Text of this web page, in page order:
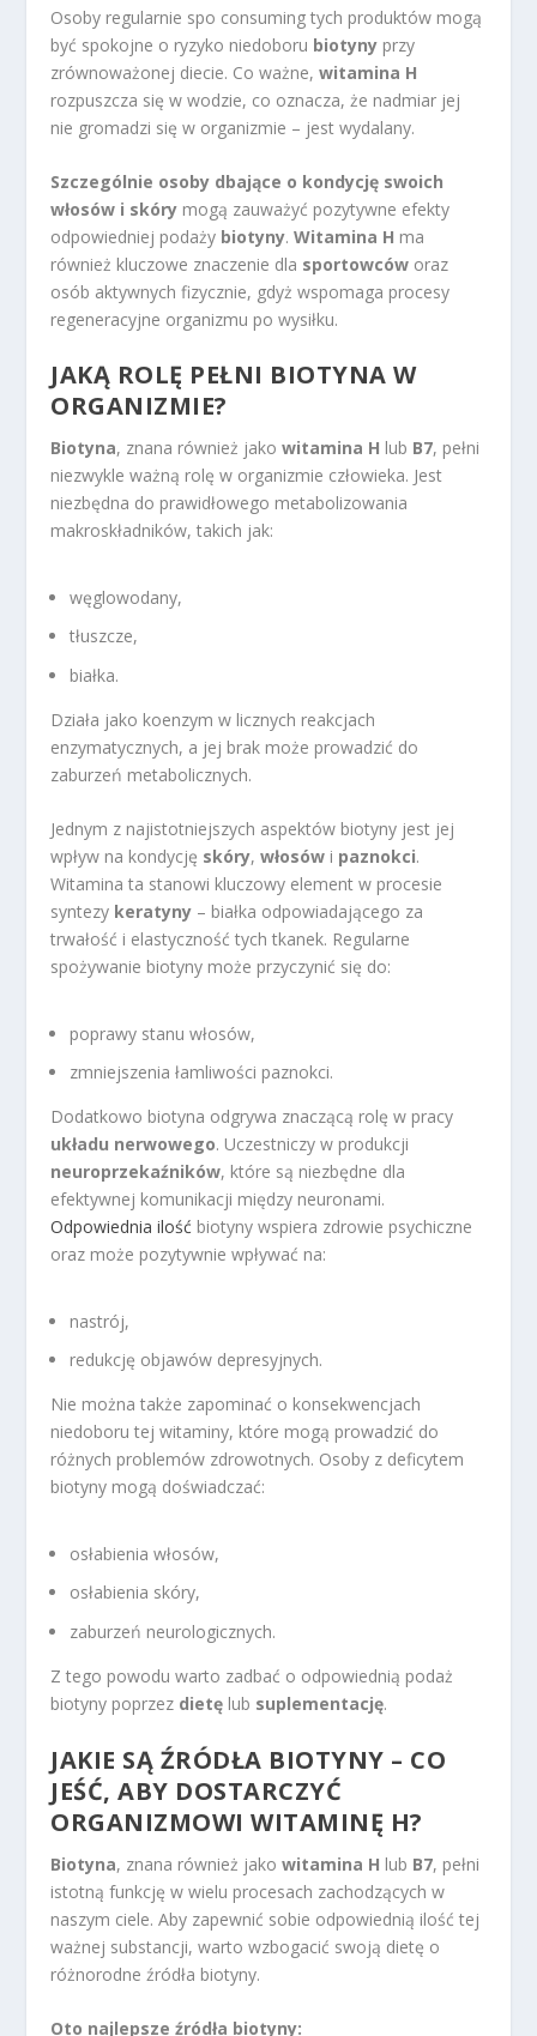
Osoby regularnie spo consuming tych produktów mogą
być spokojne o ryzyko niedoboru biotyny przy
zrównoważonej diecie. Co ważne,witamina H
rozpuszcza się w wodzie, co oznacza, że nadmiar jej
nie gromadzi się w organizmie – jest wydalany.
Szczególnie osoby dbające o kondycję swoich
włosów i skóry mogą zauważyć pozytywne efekty
odpowiedniej podaży biotyny.Witamina H ma
również kluczowe znaczenie dla sportowców oraz
osób aktywnych fizycznie, gdyż wspomaga procesy
regeneracyjne organizmu po wysiłku.
JAKĄ ROLĘ PEŁNI BIOTYNA W
ORGANIZMIE?
Biotyna, znana również jakowitamina H lub B7, pełni
niezwykle ważną rolę w organizmie człowieka. Jest
niezbędna do prawidłowego metabolizowania
makroskładników, takich jak:
węglowodany,
tłuszcze,
białka.
Działa jako koenzym w licznych reakcjach
enzymatycznych, a jej brak może prowadzić do
zaburzeń metabolicznych.
Jednym z najistotniejszych aspektów biotyny jest jej
wpływ na kondycję skóry,włosów i paznokci.
Witamina ta stanowi kluczowy element w procesie
syntezy keratyny – białka odpowiadającego za
trwałość i elastyczność tych tkanek. Regularne
spożywanie biotyny może przyczynić się do:
poprawy stanu włosów,
zmniejszenia łamliwości paznokci.
Dodatkowo biotyna odgrywa znaczącą rolę w pracy
układu nerwowego. Uczestniczy w produkcji
neuroprzekaźników, które są niezbędne dla
efektywnej komunikacji między neuronami.
Odpowiednia ilość biotyny wspiera zdrowie psychiczne
oraz może pozytywnie wpływać na:
nastrój,
redukcję objawów depresyjnych.
Nie można także zapominać o konsekwencjach
niedoboru tej witaminy, które mogą prowadzić do
różnych problemów zdrowotnych. Osoby z deficytem
biotyny mogą doświadczać:
osłabienia włosów,
osłabienia skóry,
zaburzeń neurologicznych.
Z tego powodu warto zadbać o odpowiednią podaż
biotyny poprzez dietę lub suplementację.
JAKIE SĄ ŹRÓDŁA BIOTYNY – CO
JEŚĆ, ABY DOSTARCZYĆ
ORGANIZMOWI WITAMINĘ H?
Biotyna, znana również jakowitamina H lub B7, pełni
istotną funkcję w wielu procesach zachodzących w
naszym ciele. Aby zapewnić sobie odpowiednią ilość tej
ważnej substancji, warto wzbogacić swoją dietę o
różnorodne źródła biotyny.
Oto najlepsze źródła biotyny: